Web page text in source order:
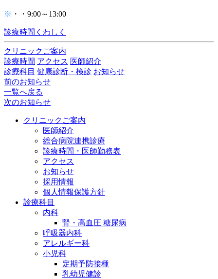
※ ・・9:00～13:00
診療時間くわしく
クリニックご案内
診療時間 アクセス 医師紹介
診療科目 健康診断・検診 お知らせ
前のお知らせ
一覧へ戻る
次のお知らせ
クリニックご案内
医師紹介
総合病院連携診療
診療時間・医師勤務表
アクセス
お知らせ
採用情報
個人情報保護方針
診療科目
内科
腎・高血圧 糖尿病
呼吸器内科
アレルギー科
小児科
定期予防接種
乳幼児健診